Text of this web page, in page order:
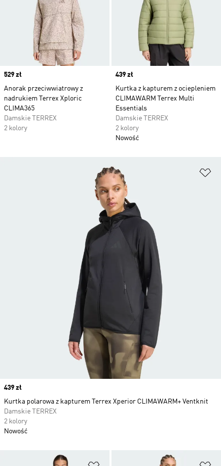
Price
529 zł
Anorak przeciwwiatrowy z
nadrukiem Terrex Xploric
CLIMA365
Damskie TERREX
2 kolory
Price
439 zł
Kurtka z kapturem z ociepleniem
CLIMAWARM Terrex Multi
Essentials
Damskie TERREX
2 kolory
Nowość
Dodaj do listy życzeń
Price
439 zł
Kurtka polarowa z kapturem Terrex Xperior CLIMAWARM+ Ventknit
Damskie TERREX
2 kolory
Nowość